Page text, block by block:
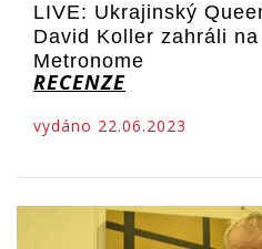
LIVE: Ukrajinský
David Koller zahráli
Metronome
RECENZE
vydáno 22.06.2023